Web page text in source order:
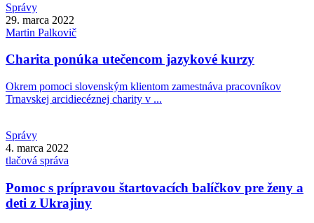
Správy
29. marca 2022
Martin Palkovič
Charita ponúka utečencom jazykové kurzy
Okrem pomoci slovenským klientom zamestnáva pracovníkov
Trnavskej arcidiecéznej charity v ...
Správy
4. marca 2022
tlačová správa
Pomoc s prípravou štartovacích balíčkov pre ženy a
deti z Ukrajiny